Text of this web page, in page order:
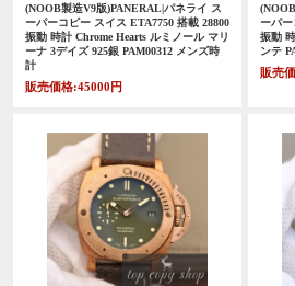
(NOOB製造V9版)PANERAL|パネライ ス
ーパーコピー スイス ETA7750 搭載 28800
振動 時計 Chrome Hearts ルミノール マリ
ーナ 3デイズ 925銀 PAM00312 メンズ時
計
販売価格:45000円
ーパ
振動
ンテ
販売